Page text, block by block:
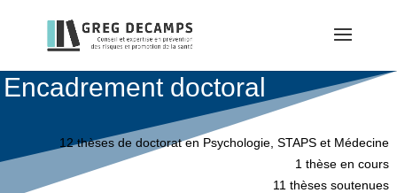
Encadrement doctoral
12 thèses de doctorat en Psychologie, STAPS et Médecine
1 thèse en cours
11 thèses soutenues